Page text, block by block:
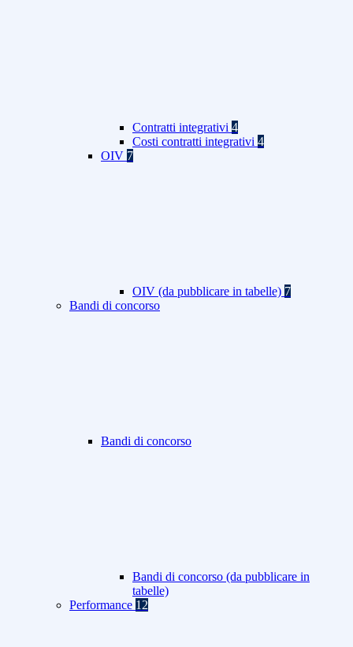
Contratti integrativi 4
Costi contratti integrativi 4
OIV 7
OIV (da pubblicare in tabelle) 7
Bandi di concorso
Bandi di concorso
Bandi di concorso (da pubblicare in
tabelle)
Performance 12